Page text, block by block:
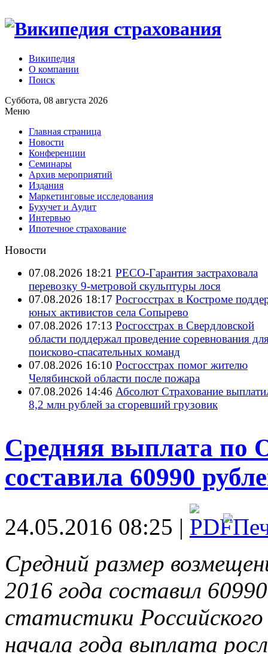
Википедия
О компании
Поиск
Суббота, 08 августа 2026
Меню
Главная страница
Новости
Конференции
Семинары
Архив мероприятий
Издания
Маркетинговые исследования
Бухучет и Аудит
Интервью
Ипотечное страхование
Новости
07.08.2026 18:21 РЕСО-Гарантия застраховала
перевозку 9-метровой скульптуры лося
07.08.2026 18:17 Росгосстрах в Костроме
юных активистов села Сопырево
07.08.2026 17:13 Росгосстрах в Свердловской
области поддержал проведение соревнования
поисково‑спасательных команд
07.08.2026 16:10 Росгосстрах помог жителю
Челябинской области после пожара
07.08.2026 14:46 Абсолют Страхование
8,2 млн рублей за сгоревший грузовик
Средняя выплата по
составила 60990
24.05.2016 08:25 |
Средний размер
2016 года составил
статистики
начала года выплата